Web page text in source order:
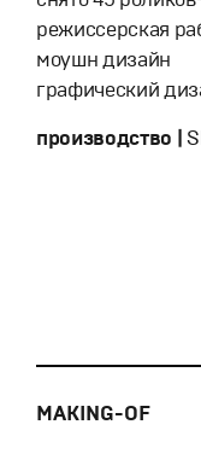
режиссерская
моушн дизайн
графический
производство |
MAKING-OF